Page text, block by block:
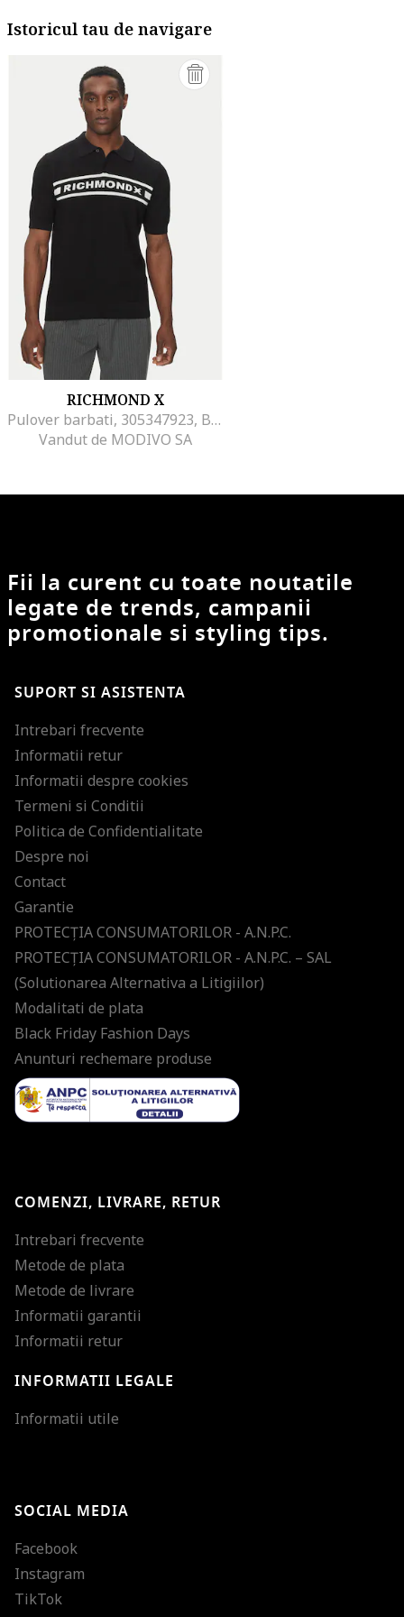
Istoricul tau de navigare
RICHMOND X
Pulover barbati, 305347923, Bumbac, Negru, Negru
Vandut de MODIVO SA
Fii la curent cu toate noutatile
legate de trends, campanii
promotionale si styling tips.
SUPORT SI ASISTENTA
Intrebari frecvente
Informatii retur
Informatii despre cookies
Termeni si Conditii
Politica de Confidentialitate
Despre noi
Contact
Garantie
PROTECŢIA CONSUMATORILOR - A.N.P.C.
PROTECŢIA CONSUMATORILOR - A.N.P.C. – SAL
(Solutionarea Alternativa a Litigiilor)
Modalitati de plata
Black Friday Fashion Days
Anunturi rechemare produse
COMENZI, LIVRARE, RETUR
Intrebari frecvente
Metode de plata
Metode de livrare
Informatii garantii
Informatii retur
INFORMATII LEGALE
Informatii utile
SOCIAL MEDIA
Facebook
Instagram
TikTok